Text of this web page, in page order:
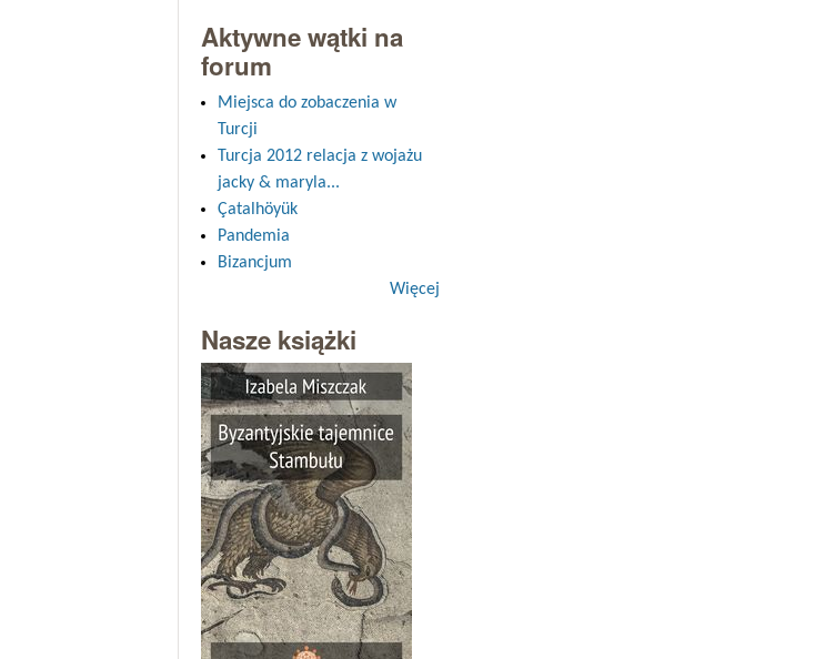
Aktywne wątki na
forum
Miejsca do zobaczenia w
Turcji
Turcja 2012 relacja z wojażu
jacky & maryla...
Çatalhöyük
Pandemia
Bizancjum
Więcej
Nasze książki